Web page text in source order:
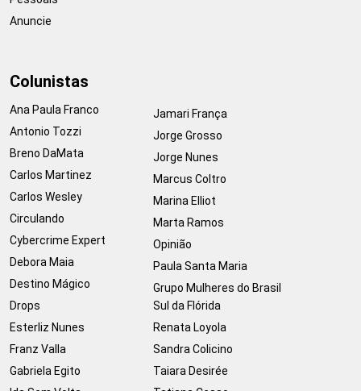
Anuncie
Colunistas
Ana Paula Franco
Antonio Tozzi
Breno DaMata
Carlos Martinez
Carlos Wesley
Circulando
Cybercrime Expert
Debora Maia
Destino Mágico
Drops
Esterliz Nunes
Franz Valla
Gabriela Egito
Jamari França
Jorge Grosso
Jorge Nunes
Marcus Coltro
Marina Elliot
Marta Ramos
Opinião
Paula Santa Maria
Grupo Mulheres do Brasil
Sul da Flórida
Renata Loyola
Sandra Colicino
Taiara Desirée